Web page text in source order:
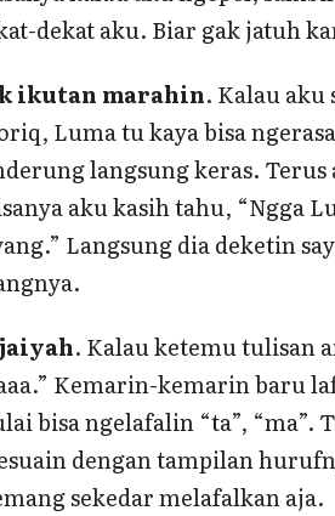
dekat aku. Biar gak jatuh
ikutan marahin. Kalau aku
Luma tu kaya bisa
langsung keras.
aku kasih tahu, “Ngga
Langsung dia deketin
. Kalau ketemu tulisan
Kemarin-kemarin baru
bisa ngelafalin “ta”, “ma”.
dengan tampilan
sekedar melafalkan aja.